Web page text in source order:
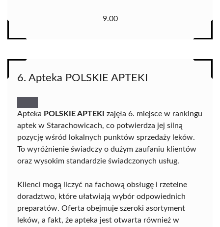
9.00
6. Apteka POLSKIE APTEKI
Apteka POLSKIE APTEKI zajęła 6. miejsce w rankingu
aptek w Starachowicach, co potwierdza jej silną
pozycję wśród lokalnych punktów sprzedaży leków.
To wyróżnienie świadczy o dużym zaufaniu klientów
oraz wysokim standardzie świadczonych usług.
Klienci mogą liczyć na fachową obsługę i rzetelne
doradztwo, które ułatwiają wybór odpowiednich
preparatów. Oferta obejmuje szeroki asortyment
leków, a fakt, że apteka jest otwarta również w